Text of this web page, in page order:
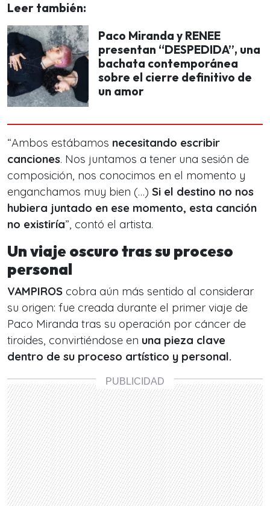
Leer también:
Paco Miranda y RENEE
presentan “DESPEDIDA”, una
bachata contemporánea
sobre el cierre definitivo de
un amor
“Ambos estábamos necesitando escribir
canciones. Nos juntamos a tener una sesión de
composición, nos conocimos en el momento y
enganchamos muy bien (…) Si el destino no nos
hubiera juntado en ese momento, esta canción
no existiría”, contó el artista.
Un viaje oscuro tras su proceso
personal
VAMPIROS cobra aún más sentido al considerar
su origen: fue creada durante el primer viaje de
Paco Miranda tras su operación por cáncer de
tiroides, convirtiéndose en una pieza clave
dentro de su proceso artístico y personal.